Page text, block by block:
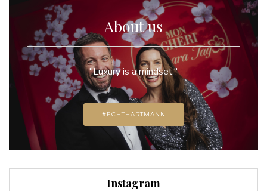
About us
"Luxury is a mindset."
#ECHTHARTMANN
Instagram